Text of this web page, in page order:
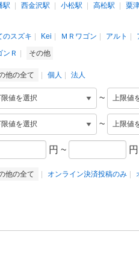
駅 西金沢駅 小松駅 高松駅 粟
のスズキ Kei ＭＲワゴン アルト
ンＲ
その他
他の全て 個人 法人
~
~
円 ~ 円
他の全て オンライン決済投稿のみ